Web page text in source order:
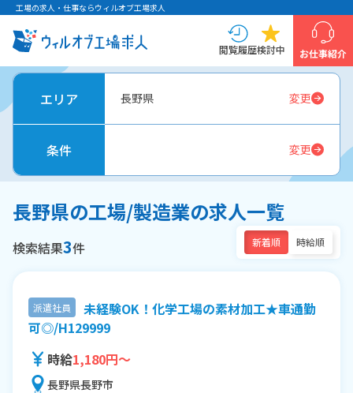
工場の求人・仕事ならウィルオブ工場求人
閲覧履歴検討中 お仕事紹介
エリア 長野県 変更
条件 変更
長野県の工場/製造業の求人一覧
検索結果3件 新着順 時給順
派遣社員
未経験OK！化学工場の素材加工★車通勤
可◎/H129999
時給1,180円～
長野県長野市